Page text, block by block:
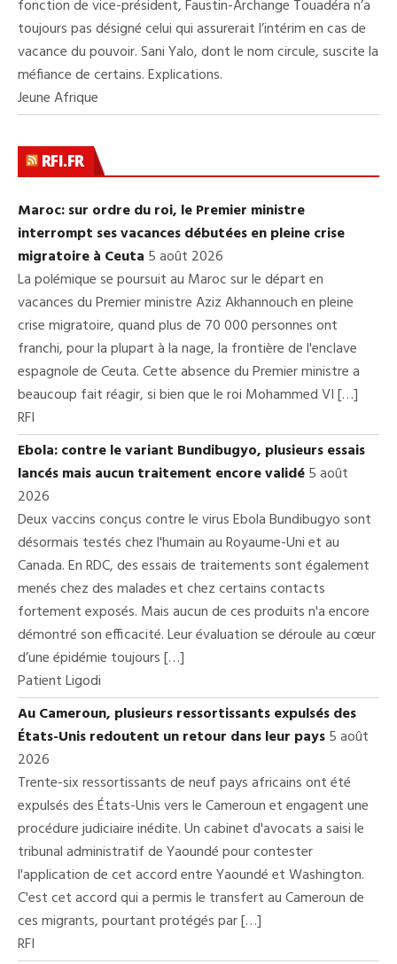
fonction de vice-président, Faustin-Archange Touadéra n’a
toujours pas désigné celui qui assurerait l’intérim en cas de
vacance du pouvoir. Sani Yalo, dont le nom circule, suscite la
méfiance de certains. Explications.
Jeune Afrique
RFI.FR
Maroc: sur ordre du roi, le Premier ministre
interrompt ses vacances débutées en pleine crise
migratoire à Ceuta 5 août 2026
La polémique se poursuit au Maroc sur le départ en
vacances du Premier ministre Aziz Akhannouch en pleine
crise migratoire, quand plus de 70 000 personnes ont
franchi, pour la plupart à la nage, la frontière de l'enclave
espagnole de Ceuta. Cette absence du Premier ministre a
beaucoup fait réagir, si bien que le roi Mohammed VI […]
RFI
Ebola: contre le variant Bundibugyo, plusieurs essais
lancés mais aucun traitement encore validé5 août
2026
Deux vaccins conçus contre le virus Ebola Bundibugyo sont
désormais testés chez l'humain au Royaume-Uni et au
Canada. En RDC, des essais de traitements sont également
menés chez des malades et chez certains contacts
fortement exposés. Mais aucun de ces produits n'a encore
démontré son efficacité. Leur évaluation se déroule au cœur
d’une épidémie toujours […]
Patient Ligodi
Au Cameroun, plusieurs ressortissants expulsés des
États-Unis redoutent un retour dans leur pays5 août
2026
Trente-six ressortissants de neuf pays africains ont été
expulsés des États-Unis vers le Cameroun et engagent une
procédure judiciaire inédite. Un cabinet d'avocats a saisi le
tribunal administratif de Yaoundé pour contester
l'application de cet accord entre Yaoundé et Washington.
C'est cet accord qui a permis le transfert au Cameroun de
ces migrants, pourtant protégés par […]
RFI